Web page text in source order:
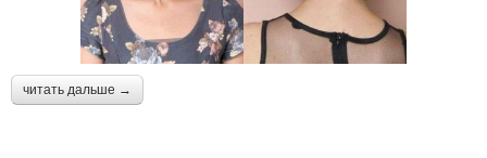
читать дальше →